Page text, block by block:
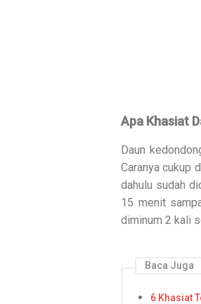
Apa Khasiat
Daun
Caranya cukup
dahulu sudah
15 menit
diminum 2 kali
Baca Juga
6 Khasiat